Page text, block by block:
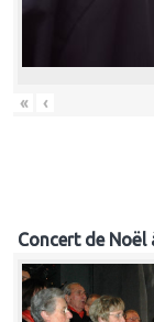
« ‹
Concert de Noël